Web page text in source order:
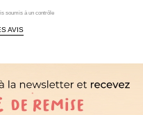
soumis à un contrôle
AVIS